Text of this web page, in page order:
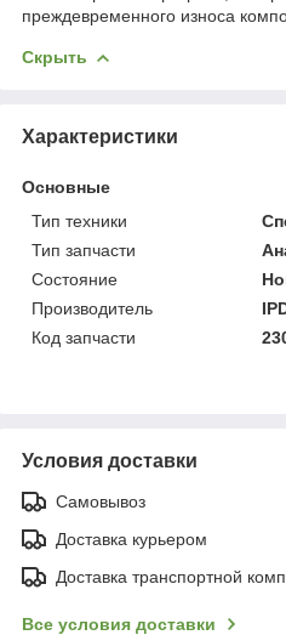
преждевременного износа
Скрыть
Характеристики
Основные
Тип техники
Тип запчасти
Состояние
Производитель
Код запчасти
Условия доставки
Самовывоз
Доставка курьером
Доставка транспортной
Все условия доставки